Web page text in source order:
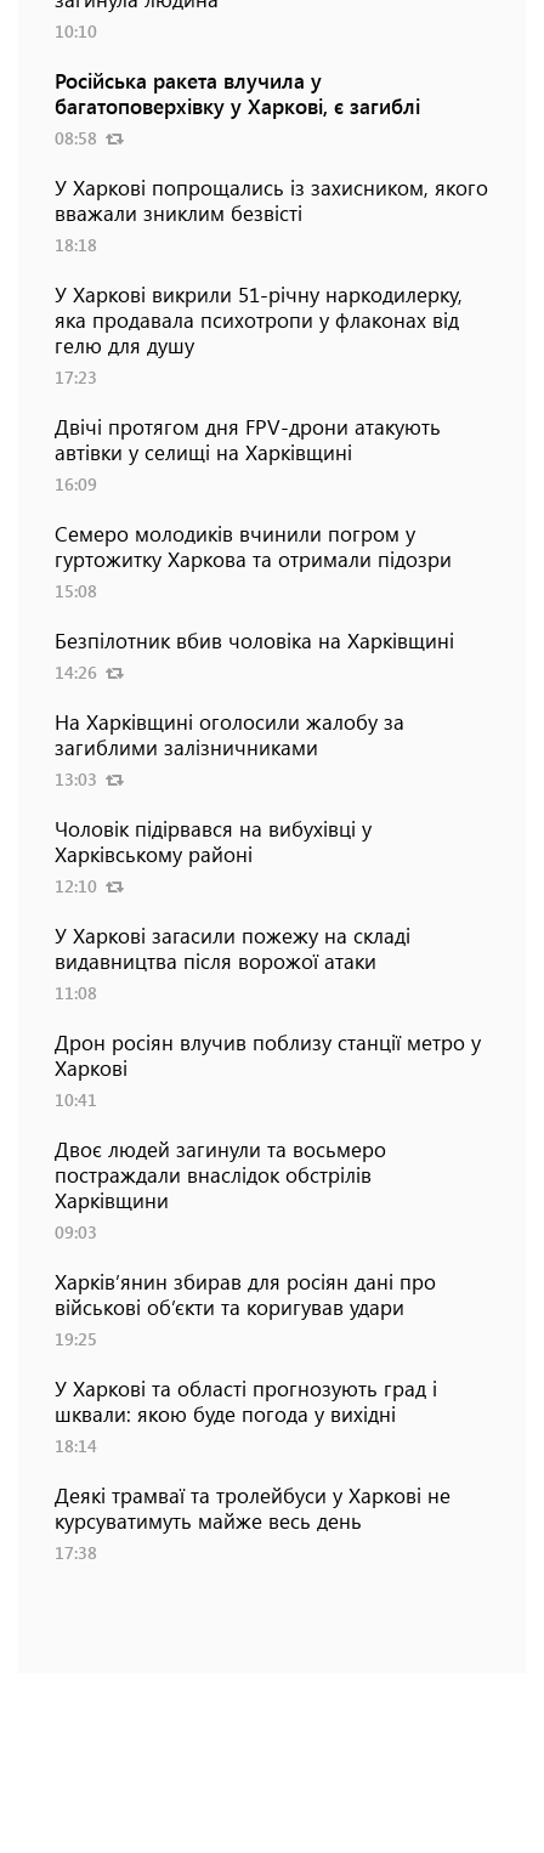
10:10
Російська ракета влучила у
багатоповерхівку у Харкові, є загиблі
08:58
У Харкові попрощались із захисником, якого
вважали зниклим безвісті
18:18
У Харкові викрили 51-річну наркодилерку,
яка продавала психотропи у флаконах від
гелю для душу
17:23
Двічі протягом дня FPV-дрони атакують
автівки у селищі на Харківщині
16:09
Семеро молодиків вчинили погром у
гуртожитку Харкова та отримали підозри
15:08
Безпілотник вбив чоловіка на Харківщині
14:26
На Харківщині оголосили жалобу за
загиблими залізничниками
13:03
Чоловік підірвався на вибухівці у
Харківському районі
12:10
У Харкові загасили пожежу на складі
видавництва після ворожої атаки
11:08
Дрон росіян влучив поблизу станції метро у
Харкові
10:41
Двоє людей загинули та восьмеро
постраждали внаслідок обстрілів
Харківщини
09:03
Харків’янин збирав для росіян дані про
військові об’єкти та коригував удари
19:25
У Харкові та області прогнозують град і
шквали: якою буде погода у вихідні
18:14
Деякі трамваї та тролейбуси у Харкові не
курсуватимуть майже весь день
17:38